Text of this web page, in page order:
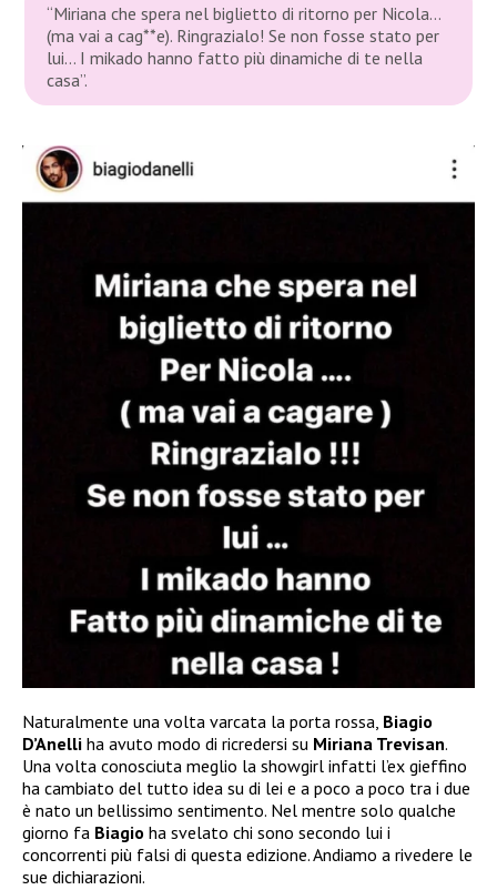
“Miriana che spera nel biglietto di ritorno per Nicola…
(ma vai a cag**e). Ringrazialo! Se non fosse stato per
lui… I mikado hanno fatto più dinamiche di te nella
casa”.
Naturalmente una volta varcata la porta rossa, Biagio
D’Anelli ha avuto modo di ricredersi su Miriana Trevisan.
Una volta conosciuta meglio la showgirl infatti l’ex gieffino
ha cambiato del tutto idea su di lei e a poco a poco tra i due
è nato un bellissimo sentimento. Nel mentre solo qualche
giorno fa Biagio ha svelato chi sono secondo lui i
concorrenti più falsi di questa edizione. Andiamo a rivedere le
sue dichiarazioni.